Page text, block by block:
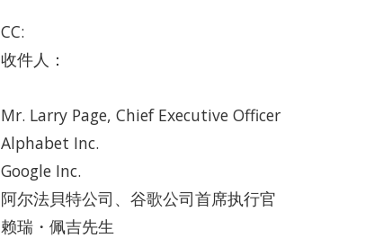
CC:
收件人：
Mr. Larry Page, Chief Executive Officer
Alphabet Inc.
Google Inc.
阿尔法貝特公司、谷歌公司首席执行官
赖瑞・佩吉先生